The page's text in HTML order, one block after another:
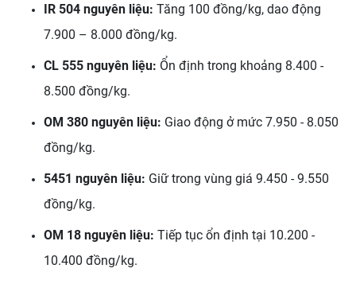
IR 504 nguyên liệu: Tăng 100 đồng/kg, dao động
7.900 – 8.000 đồng/kg.
CL 555 nguyên liệu: Ổn định trong khoảng 8.400 -
8.500 đồng/kg.
OM 380 nguyên liệu: Giao động ở mức 7.950 - 8.050
đồng/kg.
5451 nguyên liệu: Giữ trong vùng giá 9.450 - 9.550
đồng/kg.
OM 18 nguyên liệu: Tiếp tục ổn định tại 10.200 -
10.400 đồng/kg.